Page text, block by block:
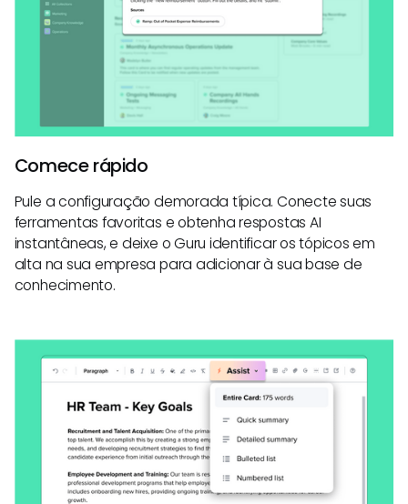
Comece rápido
Pule a configuração demorada típica. Conecte suas
ferramentas favoritas e obtenha respostas AI
instantâneas, e deixe o Guru identificar os tópicos em
alta na sua empresa para adicionar à sua base de
conhecimento.